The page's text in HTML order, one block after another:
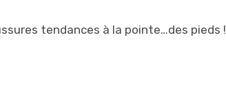
tendances à la pointe…des pieds !